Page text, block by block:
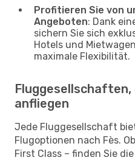
Profitieren Sie von
Angeboten: Dank
sichern Sie sich
Hotels und
maximale Flexibilität.
anfliegen
Jede Fluggesellschaft
Flugoptionen nach Fès.
First Class – finden Sie